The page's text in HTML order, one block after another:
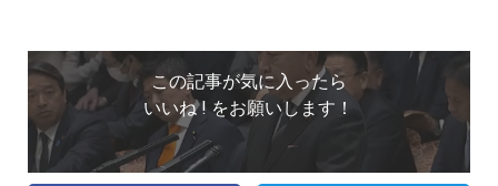
この記事が気に入ったら
いいね ! をお願いします！